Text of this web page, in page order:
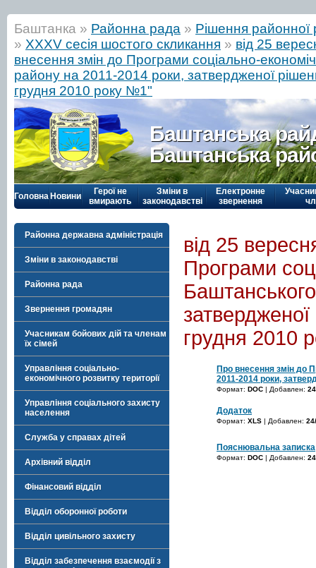
Баштанка » Районна рада » Рішення районної
» ХХХV сесія шостого скликання » від 25
внесення змін до Програми соціально-
району на 2011-2014 роки, затвердженої
грудня 2010 року №1"
Баштанська
Баштанська
Головна Новини
Герої не
вмирають
Зміни в
законодавстві
Електронне
звернення
Районна державна адміністрація
Зміни в законодавстві
Районна рада
Звернення громадян
Учасникам бойових дій та членам
їх сімей
Управління соціально-
економічного розвитку території
Управління соціального захисту
населення
Служба у справах дітей
Архівний відділ
Фінансовий відділ
Відділ оборонної роботи
Відділ цивільного захисту
Відділ забезпечення взаємодії з
від 25
Програми
грудня 2010
Про внесення змін до
2011-2014 роки,
Формат: DOC | Добавлен:
Додаток
Формат: XLS | Добавлен:
Пояснювальна записка
Формат: DOC | Добавлен: